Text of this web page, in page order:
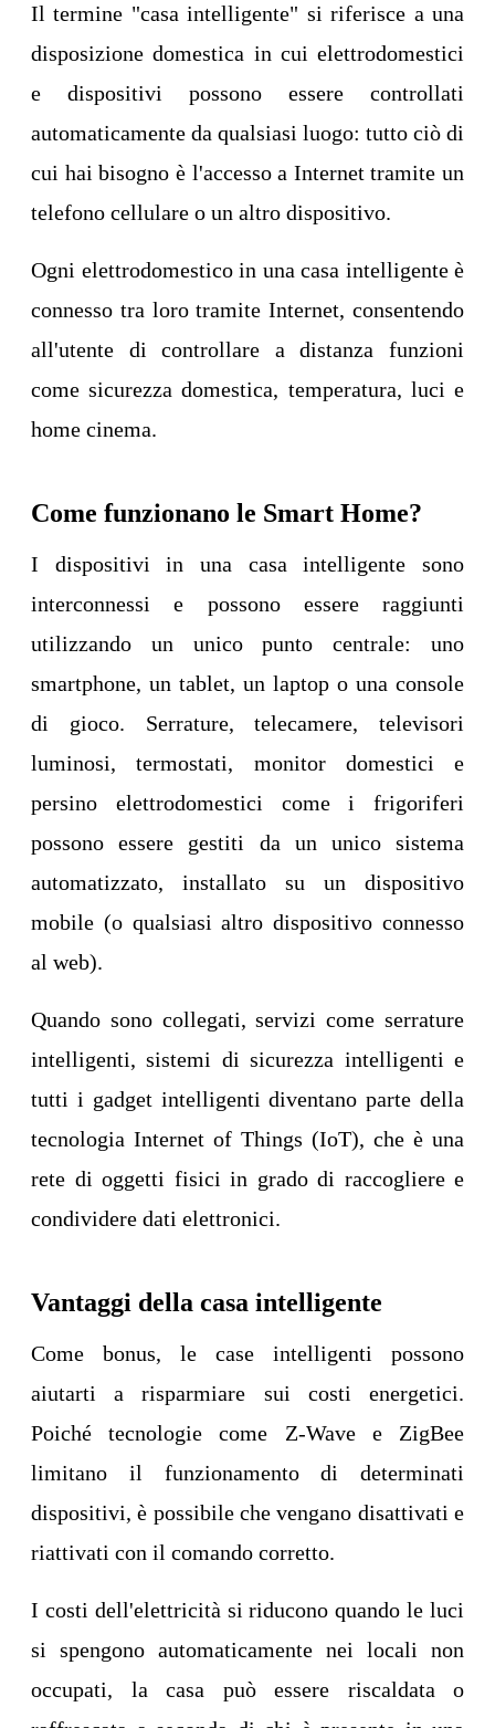
Il termine "casa intelligente" si riferisce a una
disposizione domestica in cui elettrodomestici
e dispositivi possono essere controllati
automaticamente da qualsiasi luogo: tutto ciò di
cui hai bisogno è l'accesso a Internet tramite un
telefono cellulare o un altro dispositivo.
Ogni elettrodomestico in una casa intelligente è
connesso tra loro tramite Internet, consentendo
all'utente di controllare a distanza funzioni
come sicurezza domestica, temperatura, luci e
home cinema.
Come funzionano le Smart Home?
I dispositivi in ​​una casa intelligente sono
interconnessi e possono essere raggiunti
utilizzando un unico punto centrale: uno
smartphone, un tablet, un laptop o una console
di gioco. Serrature, telecamere, televisori
luminosi, termostati, monitor domestici e
persino elettrodomestici come i frigoriferi
possono essere gestiti da un unico sistema
automatizzato, installato su un dispositivo
mobile (o qualsiasi altro dispositivo connesso
al web).
Quando sono collegati, servizi come serrature
intelligenti, sistemi di sicurezza intelligenti e
tutti i gadget intelligenti diventano parte della
tecnologia Internet of Things (IoT), che è una
rete di oggetti fisici in grado di raccogliere e
condividere dati elettronici.
Vantaggi della casa intelligente
Come bonus, le case intelligenti possono
aiutarti a risparmiare sui costi energetici.
Poiché tecnologie come Z-Wave e ZigBee
limitano il funzionamento di determinati
dispositivi, è possibile che vengano disattivati ​​e
riattivati ​​con il comando corretto.
I costi dell'elettricità si riducono quando le luci
si spengono automaticamente nei locali non
occupati, la casa può essere riscaldata o